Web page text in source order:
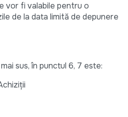
vor fi valabile pentru o
de la data limită de depunere
sus, în punctul 6, 7 este: